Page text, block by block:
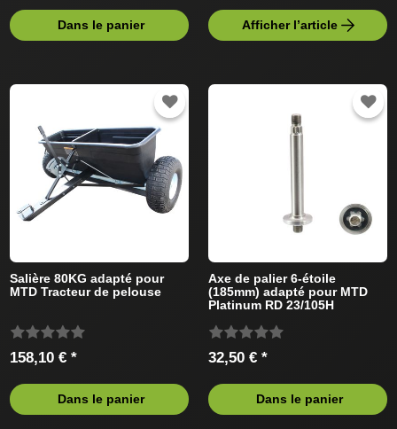
Dans le panier Afficher l’article
Salière 80KG adapté pour
MTD Tracteur de pelouse
158,10 € *
Dans le panier
Axe de palier 6-étoile
(185mm) adapté pour MTD
Platinum RD 23/105H
de pelouse
32,50 € *
Dans le panier